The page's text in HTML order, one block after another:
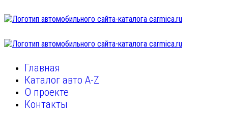
Главная
Каталог авто A-Z
О проекте
Контакты